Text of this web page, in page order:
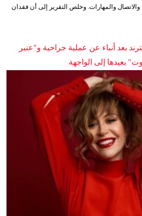
والمهارات. وخلص التقرير إلى أن فقدان
بعد أنباء عن عملية جراحية و"عنبر
يعيدها إلى الواجهة